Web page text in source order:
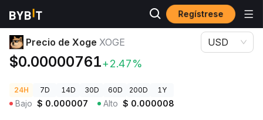
Regístrese
Precios de Criptomonedas Precio de Xoge XOGE
Precio de Xoge XOGE
$0.00000761+2.47%
USD
24H 7D 14D 30D 60D 200D 1Y
Bajo $ 0.000007 Alto $ 0.000008